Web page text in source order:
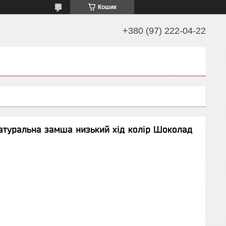
Кошик
+380 (97) 222-04-22
замша низький хід колір Шоколад